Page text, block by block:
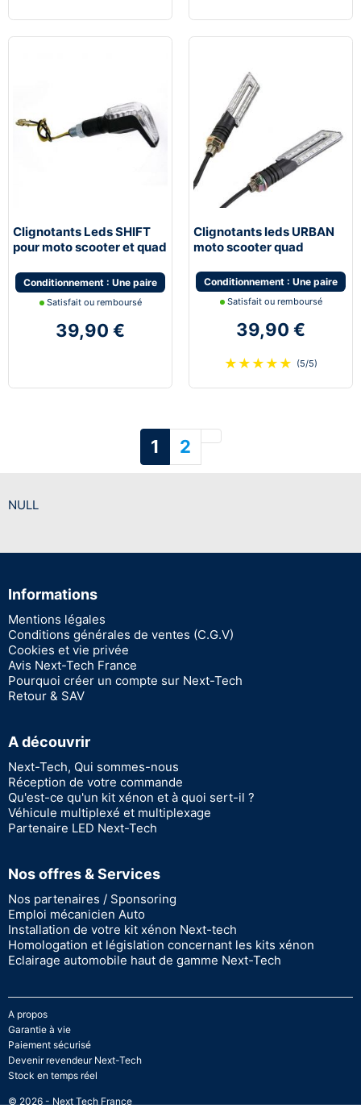
Clignotants Leds SHIFT
pour moto scooter et quad
Conditionnement : Une paire
Satisfait ou remboursé
39,90 €
Clignotants leds URBAN
moto scooter quad
Conditionnement : Une paire
Satisfait ou remboursé
39,90 €
★ ★ ★ ★ ★ (5/5)
1 2 Suivant
NULL
Informations
Mentions légales
Conditions générales de ventes (C.G.V)
Cookies et vie privée
Avis Next-Tech France
Pourquoi créer un compte sur Next-Tech
Retour & SAV
A découvrir
Next-Tech, Qui sommes-nous
Réception de votre commande
Qu'est-ce qu'un kit xénon et à quoi sert-il ?
Véhicule multiplexé et multiplexage
Partenaire LED Next-Tech
Nos offres & Services
Nos partenaires / Sponsoring
Emploi mécanicien Auto
Installation de votre kit xénon Next-tech
Homologation et législation concernant les kits xénon
Eclairage automobile haut de gamme Next-Tech
A propos
Garantie à vie
Paiement sécurisé
Devenir revendeur Next-Tech
Stock en temps réel
© 2026 - Next Tech France